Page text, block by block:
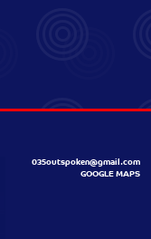
035outspoken@gmail.com
GOOGLE MAPS